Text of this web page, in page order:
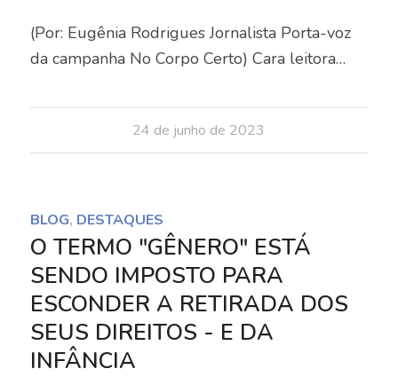
(Por: Eugênia Rodrigues Jornalista Porta-voz
da campanha No Corpo Certo) Cara leitora…
24 de junho de 2023
BLOG, DESTAQUES
O TERMO "GÊNERO" ESTÁ
SENDO IMPOSTO PARA
ESCONDER A RETIRADA DOS
SEUS DIREITOS - E DA
INFÂNCIA